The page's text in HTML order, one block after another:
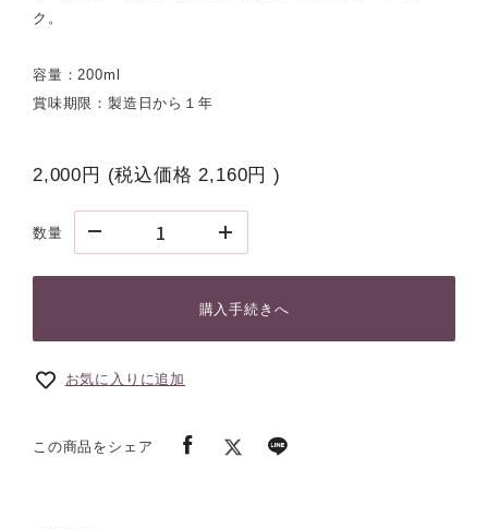
ク。
容量：200ml
賞味期限：製造日から１年
2,000円 (税込価格2,160円 )
数量
購入手続きへ
お気に入りに追加
この商品をシェア